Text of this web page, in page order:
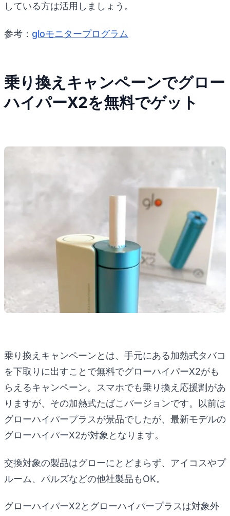
している方は活用しましょう。
参考： gloモニタープログラム
乗り換えキャンペーンでグロー
ハイパーX2を無料でゲット
乗り換えキャンペーンとは、手元にある加熱式タバコ
を下取りに出すことで無料でグローハイパーX2がも
らえるキャンペーン。スマホでも乗り換え応援割があ
りますが、その加熱式たばこバージョンです。以前は
グローハイパープラスが景品でしたが、最新モデルの
グローハイパーX2が対象となります。
交換対象の製品はグローにとどまらず、アイコスやプ
ルーム、パルズなどの他社製品もOK。
グローハイパーX2とグローハイパープラスは対象外